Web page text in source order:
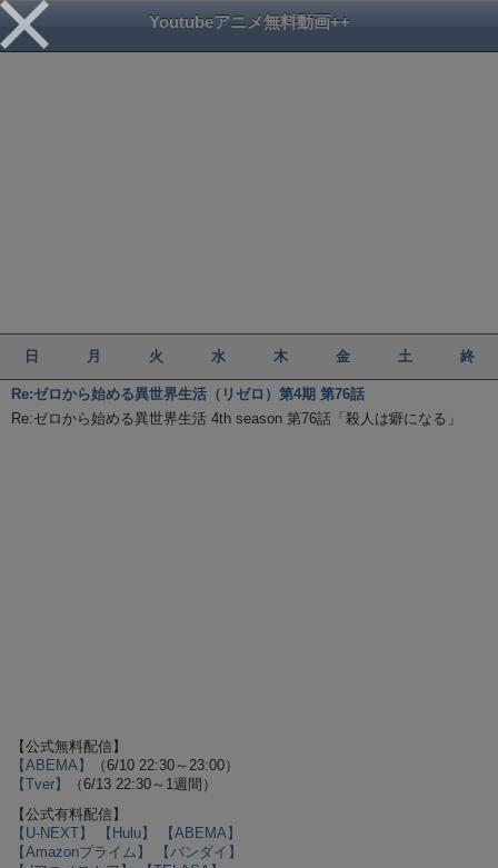
Youtubeアニメ無料動画++
日 月 火 水 木 金 土 終
Re:ゼロから始める異世界生活（リゼロ）第4期 第76話
Re:ゼロから始める異世界生活 4th season 第76話「殺人は癖になる」
【公式無料配信】
【ABEMA】
（6/10 22:30～23:00）
【Tver】
（6/13 22:30～1週間）
【公式有料配信】
【U-NEXT】
【Hulu】
【ABEMA】
【Amazonプライム】
【バンダイ】